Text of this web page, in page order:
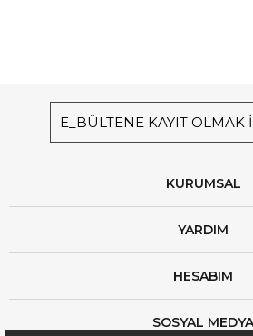
E_BÜLTENE KAYIT OLMAK
KURUMSAL
YARDIM
HESABIM
SOSYAL MEDYA